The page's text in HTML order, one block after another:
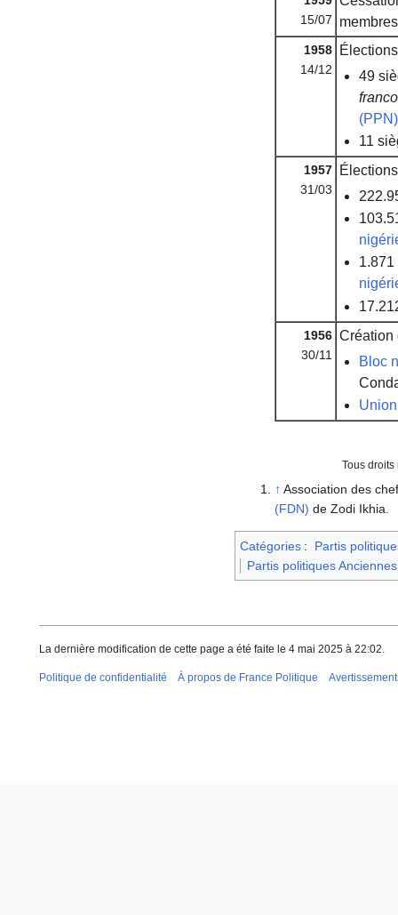
15/07
1958
14/12
49
(PPN)
11
1957
31/03
1956
30/11
Création
Bloc
Tous
↑ Association des
(FDN) de Zodi Ikhia.
Catégories :
Partis
Partis politiques
La dernière modification de cette page a été faite le 4 mai 2025 à 22:02.
Politique de confidentialité À propos de France Politique